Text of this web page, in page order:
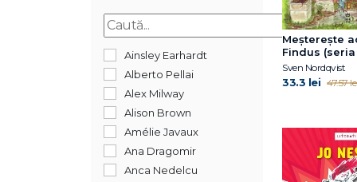
2015
Ainsley Earhardt
Alberto Pellai
Alex Milway
Alison Brown
Amélie Javaux
Ana Dragomir
Anca Nedelcu
Meșterește
Findus
Findus)
Sven Nordqvist
33.3 lei 47.57